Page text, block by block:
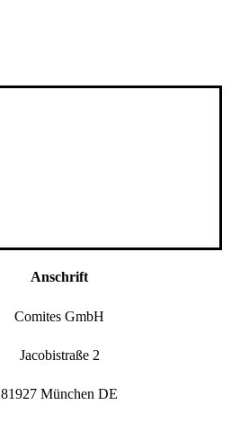
Anschrift
Comites GmbH
Jacobistraße 2
81927 München DE